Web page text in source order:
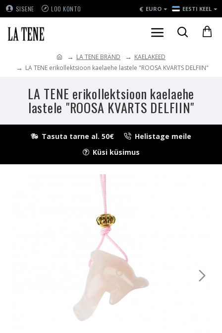
SISENE LOO KONTO € EURO EESTI KEEL
LA TENE BRÄND
KAELAKEED
LA TENE erikollektsioon kaelaehe lastele "ROOSA KVARTS DELFIIN"
LA TENE erikollektsioon kaelaehe
lastele "ROOSA KVARTS DELFIIN"
Tasuta tarne al. 50€
Helistage meile
Küsi küsimus